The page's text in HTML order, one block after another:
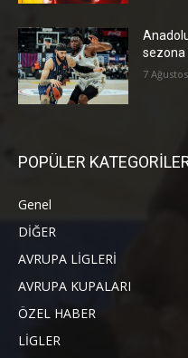
sezona
7
POPÜLER
Genel
DİĞER
AVRUPA LİGLERİ
AVRUPA KUPALARI
ÖZEL HABER
LİGLER